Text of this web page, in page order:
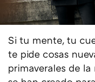
Si tu mente, tu
te pide cosas
primaverales de